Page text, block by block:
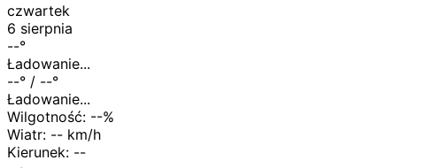
czwartek
6 sierpnia
--°
Ładowanie...
--° / --°
Ładowanie...
Wilgotność: --%
Wiatr: -- km/h
Kierunek: --